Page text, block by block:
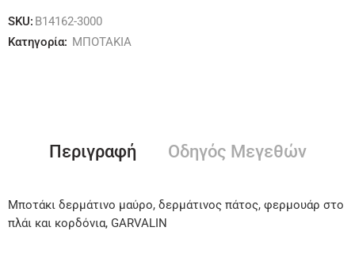
SKU: B14162-3000
Κατηγορία: ΜΠΟΤΑΚΙΑ
Περιγραφή Οδηγός Μεγεθών
Μποτάκι δερμάτινο μαύρο, δερμάτινος πάτος, φερμουάρ στο
πλάι και κορδόνια, GARVALIN